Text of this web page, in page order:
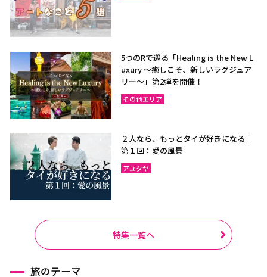
5つのRで巡る「Healing is the New L
uxury ～癒しこそ、新しいラグジュア
リー〜」第2弾を開催！
その他エリア
２人なら、もっとタイが好きになる｜
第１回：愛の風景
アユタヤ
特集一覧へ
旅のテーマ